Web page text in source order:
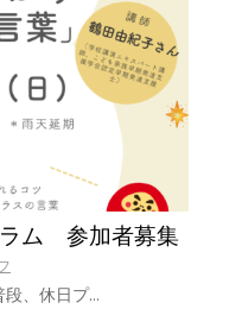
ム 参加者募集
段、休日プ…